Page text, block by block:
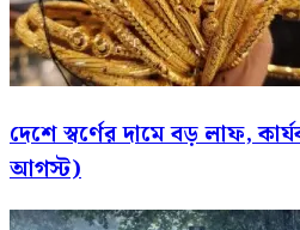
দেশে স্বর্ণের দামে বড় লাফ,
আগস্ট)